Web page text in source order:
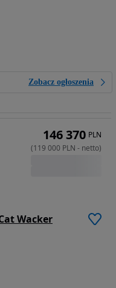
Zobacz ogłoszenia
Wacker
146 370 PLN
(119 000 PLN - netto)